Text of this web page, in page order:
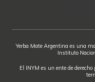
Yerba Mate Argentina es una
Instituto
El INYM es un ente de